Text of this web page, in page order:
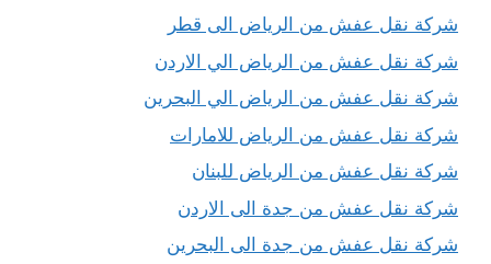
شركة نقل عفش من الرياض الى قطر
شركة نقل عفش من الرياض الي الاردن
شركة نقل عفش من الرياض الي البحرين
شركة نقل عفش من الرياض للامارات
شركة نقل عفش من الرياض للبنان
شركة نقل عفش من جدة الى الاردن
شركة نقل عفش من جدة الى البحرين